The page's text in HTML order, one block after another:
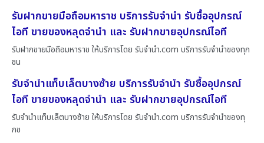
รับฝากขายมือถือมหาราช บริการรับจำนำ รับซื้ออุปกรณ์
ไอที ขายของหลุดจำนำ และ รับฝากขายอุปกรณ์ไอที
รับฝากขายมือถือมหาราช ให้บริการโดย รับจํานํา.com บริการรับจำนำของทุก
ชน
รับจำนำแท็บเล็ตบางซ้าย บริการรับจำนำ รับซื้ออุปกรณ์
ไอที ขายของหลุดจำนำ และ รับฝากขายอุปกรณ์ไอที
รับจำนำแท็บเล็ตบางซ้าย ให้บริการโดย รับจํานํา.com บริการรับจำนำของทุ
กช